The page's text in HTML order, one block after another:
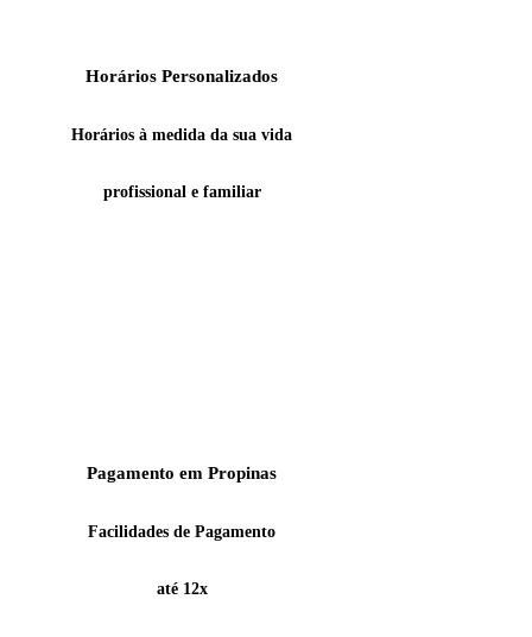
Horários Personalizados
Horários à medida da sua vida
profissional e familiar
Pagamento em Propinas
Facilidades de Pagamento
até 12x